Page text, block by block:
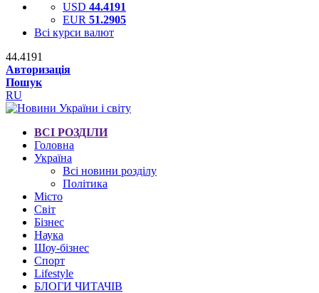
USD 44.4191
EUR 51.2905
Всі курси валют
44.4191
Авторизація
Пошук
RU
ВСІ РОЗДІЛИ
Головна
Україна
Всі новини розділу
Політика
Місто
Світ
Бізнес
Наука
Шоу-бізнес
Спорт
Lifestyle
БЛОГИ ЧИТАЧІВ